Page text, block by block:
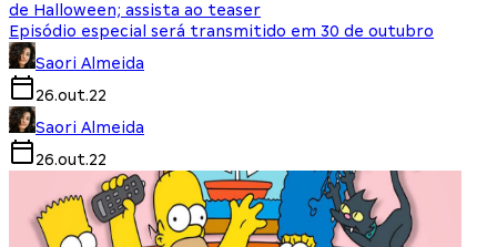
de Halloween; assista ao teaser
Episódio especial será transmitido em 30 de outubro
Saori Almeida
26.out.22
Saori Almeida
26.out.22